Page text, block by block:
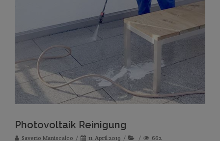
Photovoltaik Reinigung
Saverio Maniscalco 11. April 2019 662